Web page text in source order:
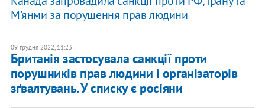
М'янми за порушення прав людини
09 грудня 2022, 11:23
Британія застосувала санкції проти
порушників прав людини і організаторів
зґвалтувань. У списку є росіяни